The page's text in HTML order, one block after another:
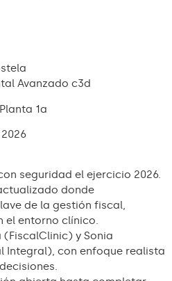
Avanzado c3d
1a
seguridad el ejercicio 2026.
donde
de la gestión fiscal,
el entorno clínico.
y Sonia
Integral), con enfoque realista